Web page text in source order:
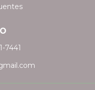
7441